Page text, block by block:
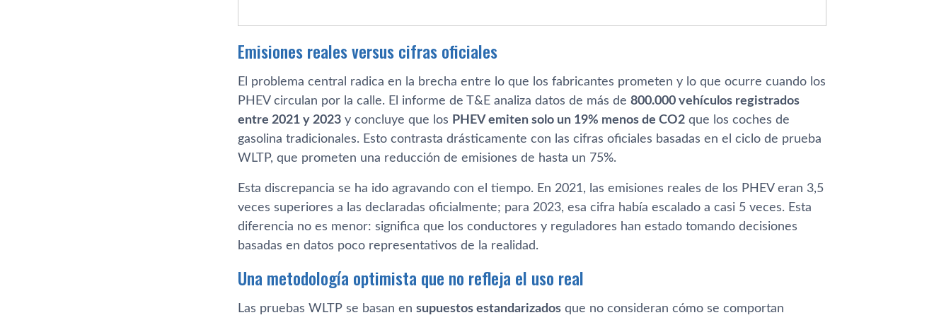
Emisiones reales versus cifras oficiales
El problema central radica en la brecha entre lo que los fabricantes prometen y lo que ocurre cuando los
PHEV circulan por la calle. El informe de T&E analiza datos de más de 800.000 vehículos registrados
entre 2021 y 2023 y concluye que los PHEV emiten solo un 19% menos de CO2 que los coches de
gasolina tradicionales. Esto contrasta drásticamente con las cifras oficiales basadas en el ciclo de prueba
WLTP, que prometen una reducción de emisiones de hasta un 75%.
Esta discrepancia se ha ido agravando con el tiempo. En 2021, las emisiones reales de los PHEV eran 3,5
veces superiores a las declaradas oficialmente; para 2023, esa cifra había escalado a casi 5 veces. Esta
diferencia no es menor: significa que los conductores y reguladores han estado tomando decisiones
basadas en datos poco representativos de la realidad.
Una metodología optimista que no refleja el uso real
Las pruebas WLTP se basan en supuestos estandarizados que no consideran cómo se comportan